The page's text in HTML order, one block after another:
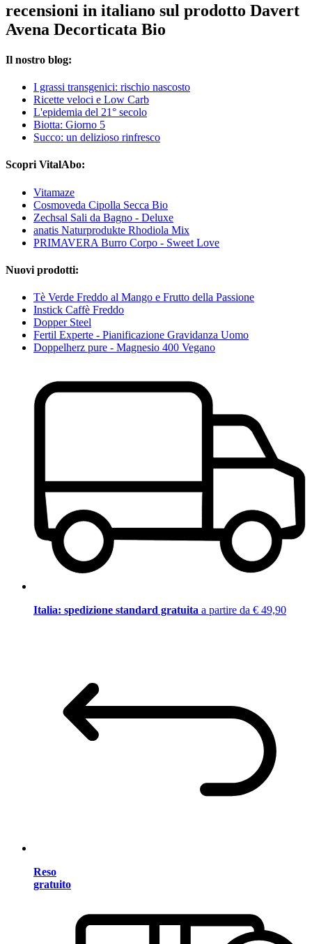
recensioni in italiano sul prodotto Davert
Avena Decorticata Bio
Il nostro blog:
I grassi transgenici: rischio nascosto
Ricette veloci e Low Carb
L'epidemia del 21° secolo
Biotta: Giorno 5
Succo: un delizioso rinfresco
Scopri VitalAbo:
Vitamaze
Cosmoveda Cipolla Secca Bio
Zechsal Sali da Bagno - Deluxe
anatis Naturprodukte Rhodiola Mix
PRIMAVERA Burro Corpo - Sweet Love
Nuovi prodotti:
Tè Verde Freddo al Mango e Frutto della Passione
Instick Caffè Freddo
Dopper Steel
Fertil Experte - Pianificazione Gravidanza Uomo
Doppelherz pure - Magnesio 400 Vegano
Italia: spedizione standard gratuita a partire da € 49,90
Reso
gratuito